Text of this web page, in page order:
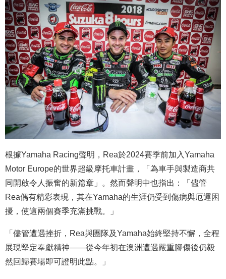
根據Yamaha Racing聲明，Rea於2024賽季前加入Yamaha
Motor Europe的世界超級摩托車計畫，「為車手與製造商共
同開啟令人振奮的新篇章」。然而聲明中也指出：「儘管
Rea偶有精彩表現，其在Yamaha的生涯仍受到傷病與厄運困
擾，使這兩個賽季充滿挑戰。」
「儘管遭遇挫折，Rea與團隊及Yamaha始終堅持不懈，全程
展現堅定奉獻精神——從今年初在澳洲遭遇嚴重腳傷後仍毅
然回歸賽場即可證明此點。」